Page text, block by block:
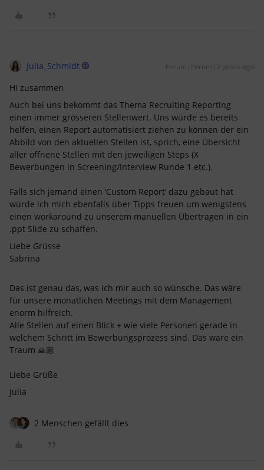
Julia_Schmidt Forum|Forum|3 years ago
Hi zusammen
Auch bei uns bekommt das Thema Recruiting Reporting
einen immer grösseren Stellenwert. Uns würde es bereits
helfen, einen Report automatisiert ziehen zu können der ein
Abbild von den aktuellen Stellen ist, sprich, eine Übersicht
aller offnene Stellen mit den jeweiligen Steps (X
Bewerbungen in Screening/Interview Runde 1 etc.).
Falls sich jemand einen ‘Custom Report’ dazu gebaut hat
würde ich mich ebenfalls über Tipps freuen um wenigstens
einen workaround zu unserem manuellen Übertragen in ein
.ppt Slide zu schaffen.
Liebe Grüsse
Sabrina
Das ist genau das, was ich mir auch so wünsche. Das wäre
für unsere monatlichen Meetings mit dem Management
enorm hilfreich.
Alle Stellen auf einen Blick + wie viele Personen gerade in
welchem Schritt im Bewerbungsprozess sind. Das wäre ein
Traum 🙏🏼
Liebe Grüße
Julia
2 Menschen gefällt dies